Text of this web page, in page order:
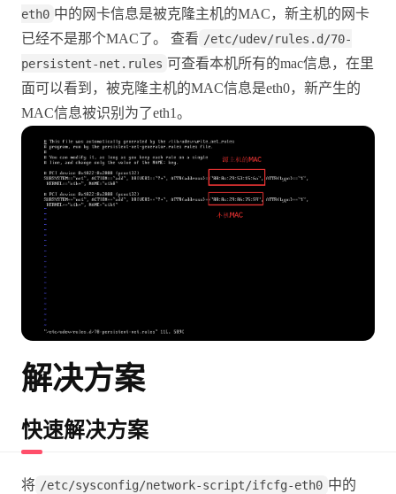
eth0 中的网卡信息是被克隆主机的MAC，新主机的网卡
已经不是那个MAC了。 查看 /etc/udev/rules.d/70-
persistent-net.rules 可查看本机所有的mac信息，在里
面可以看到，被克隆主机的MAC信息是eth0，新产生的
MAC信息被识别为了eth1。
解决方案
快速解决方案
将 /etc/sysconfig/network-script/ifcfg-eth0 中的